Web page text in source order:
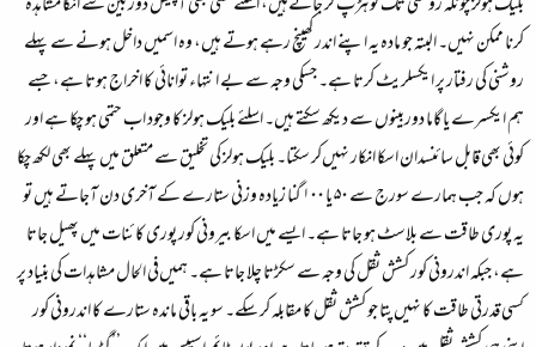
کرنا ممکن نہیں۔ البتہ جو مادہ یہ اپنے اندر کھینچ رہے ہوتے ہیں، وہ اسمیں داخل ہونے سے پہلے
روشنی کی رفتار پر ایکسلریٹ کرتا ہے۔ جسکی وجہ سے بے انتہاء توانائی کا اخراج ہوتا ہے، جسے
ہم ایکسرے یا گاما دوربینوں سے دیکھ سکتے ہیں۔ اسلئے بلیک ہولز کا وجود اب حتمی ہو چکا ہے اور
کوئی بھی قابل سائنسدان اسکا انکار نہیں‌کر سکتا۔ بلیک ہولز کی تخلیق سے متعلق میں پہلے بھی لکھ چکا
ہوں کہ جب ہمارے سورج سے ۵۰ یا ۱۰۰ گنا زیادہ وزنی ستارے کے آخری دن آجاتے ہیں تو
یہ پوری طاقت سے بلاسٹ ہو جاتا ہے۔ ایسے میں اسکا بیرونی کور پوری کائنات میں پھیل جاتا
ہے، جبکہ اندرونی کور کشش ثقل کی وجہ سے سکڑتا چلا جاتا ہے۔ ہمیں‌فی الحال مشاہدات کی بنیاد پر
کسی قدرتی طاقت کا نہیں‌پتا جو کشش ثقل کا مقابلہ کر سکے۔ سو یہ باقی ماندہ ستارے کا اندرونی کور